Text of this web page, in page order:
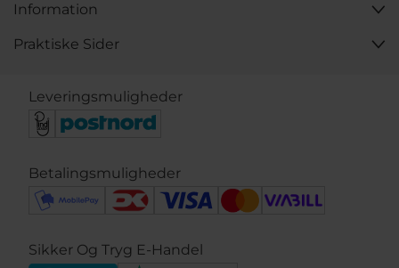
Information
Praktiske Sider
Leveringsmuligheder
Betalingsmuligheder
Sikker Og Tryg E-Handel